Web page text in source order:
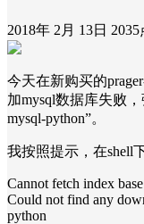
2018年 2月 13日
今天在新购买的
加mysql数据库失败
mysql-python”。
我按照提示，在shell
Cannot fetch index
Could not find any
python